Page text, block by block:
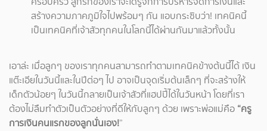
สร้างความภาคภูมิใจไปพร้อมๆ กัน แอบกระซิบว่า! เทคนิคนี้
เป็นเทคนิคที่เจ้าสัวทุกคนในโลกนี้ได้ผ่านกันมาแล้วทั้งนั้น
เอาล่ะ เมื่อลูกๆ ของเราทุกคนสามารถทำตามเทคนิคข้างต้นนี้ได้ เงิน
แต๊ะเอียในวันนี้และในปีต่อๆ ไป อาจเป็นจุดเริ่มต้นเล็กๆ ที่จะสร้างให้
เด็กตัวน้อยๆ ในวันนี้กลายเป็นเจ้าสัวที่แฮปปี้ได้ในวันหน้า โดยที่เรา
ต้องไม่ลืมทำตัวเป็นตัวอย่างที่ดีให้กับลูกๆ ด้วย เพราะพ่อแม่คือ “ครู
การเงินคนแรกของลูกนั่นเอง!”